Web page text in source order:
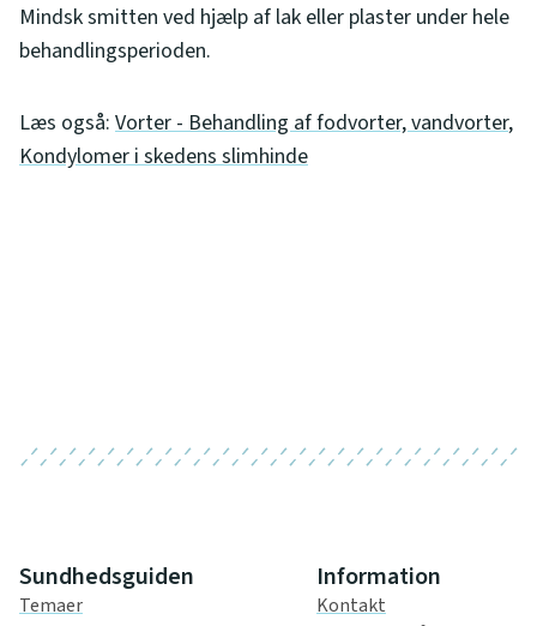
Mindsk smitten ved hjælp af lak eller plaster under hele
behandlingsperioden.
Læs også: Vorter - Behandling af fodvorter, vandvorter,
Kondylomer i skedens slimhinde
Sundhedsguiden
Temaer
Information
Kontakt